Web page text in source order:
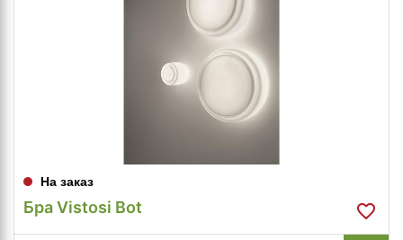
На заказ
Бра Vistosi Bot